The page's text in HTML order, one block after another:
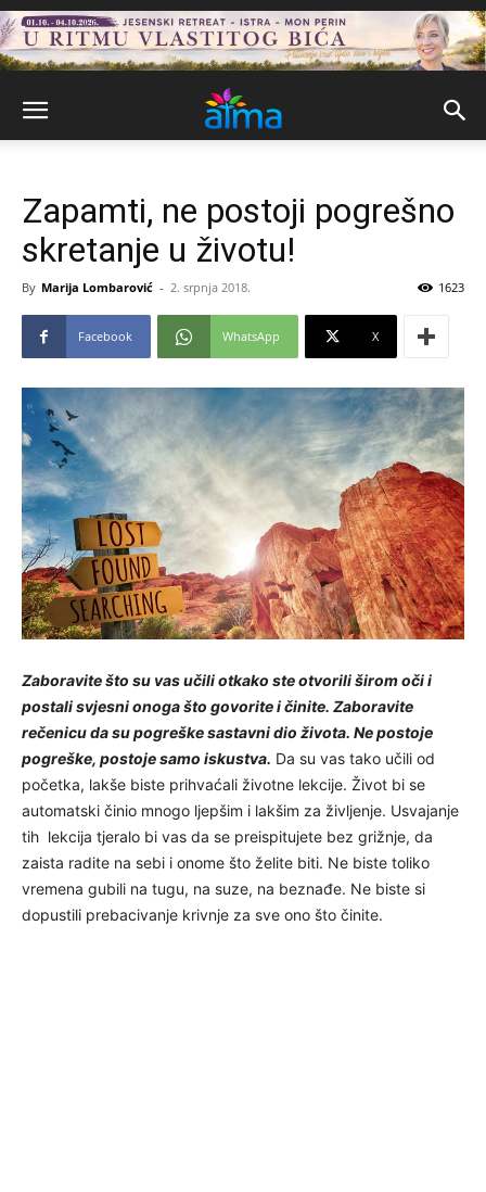
Zapamti, ne postoji pogrešno
skretanje u životu!
By Marija Lombarović - 2. srpnja 2018. 1623
Facebook WhatsApp X
Zaboravite što su vas učili otkako ste otvorili širom oči i
postali svjesni onoga što govorite i činite. Zaboravite
rečenicu da su pogreške sastavni dio života. Ne postoje
pogreške, postoje samo iskustva. Da su vas tako učili od
početka, lakše biste prihvaćali životne lekcije. Život bi se
automatski činio mnogo ljepšim i lakšim za življenje. Usvajanje
tih lekcija tjeralo bi vas da se preispitujete bez grižnje, da
zaista radite na sebi i onome što želite biti. Ne biste toliko
vremena gubili na tugu, na suze, na beznađe. Ne biste si
dopustili prebacivanje krivnje za sve ono što činite.